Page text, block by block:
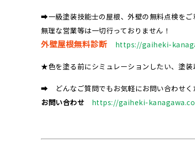
➡一級塗装技能士の屋根、外壁の無料点検をご
無理な営業等は一切行っておりません！
外壁屋根無料診断 https://gaiheki-
★色を塗る前にシミュレーションしたい、塗
➡ どんなご質問でもお気軽にお問い合わせく
お問い合わせ
https://gaiheki-